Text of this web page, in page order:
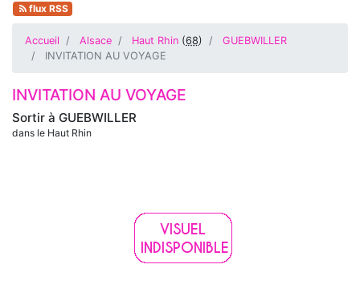
flux RSS
Accueil Alsace Haut Rhin (68)
GUEBWILLER
INVITATION AU VOYAGE
Sortir à GUEBWILLER
dans le Haut Rhin
INVITATION AU VOYAGE